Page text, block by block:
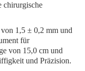
chirurgische
1,5 ± 0,2 mm und
für
von 15,0 cm und
und Präzision.